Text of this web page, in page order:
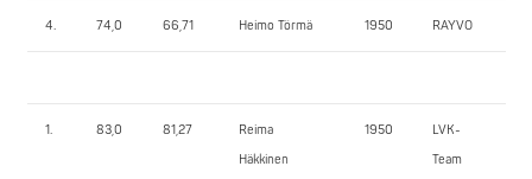
4. 74,0 66,71 Heimo Törmä 1950 RAYVO
1. 83,0 81,27
Reima
Häkkinen
1950
LVK-
Team